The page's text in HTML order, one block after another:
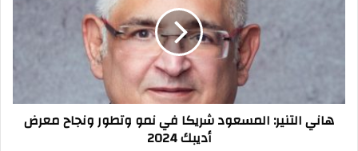
معرض
أديبك
هاني التنير: المسعود شريكا في نمو وتطور ونجاح معرض
أديبك 2024